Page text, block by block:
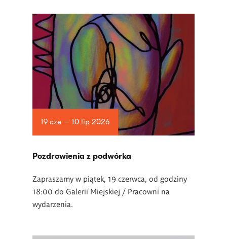
19 cze — 10 lip 2026
Pozdrowienia z podwórka
Zapraszamy w piątek, 19 czerwca, od godziny
18:00 do Galerii Miejskiej / Pracowni na
wydarzenia.